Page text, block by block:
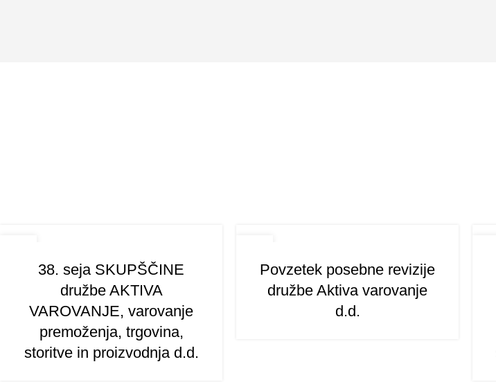
38. seja SKUPŠČINE
družbe AKTIVA
VAROVANJE, varovanje
premoženja, trgovina,
storitve in proizvodnja d.d.
Povzetek posebne revizije
družbe Aktiva varovanje
d.d.